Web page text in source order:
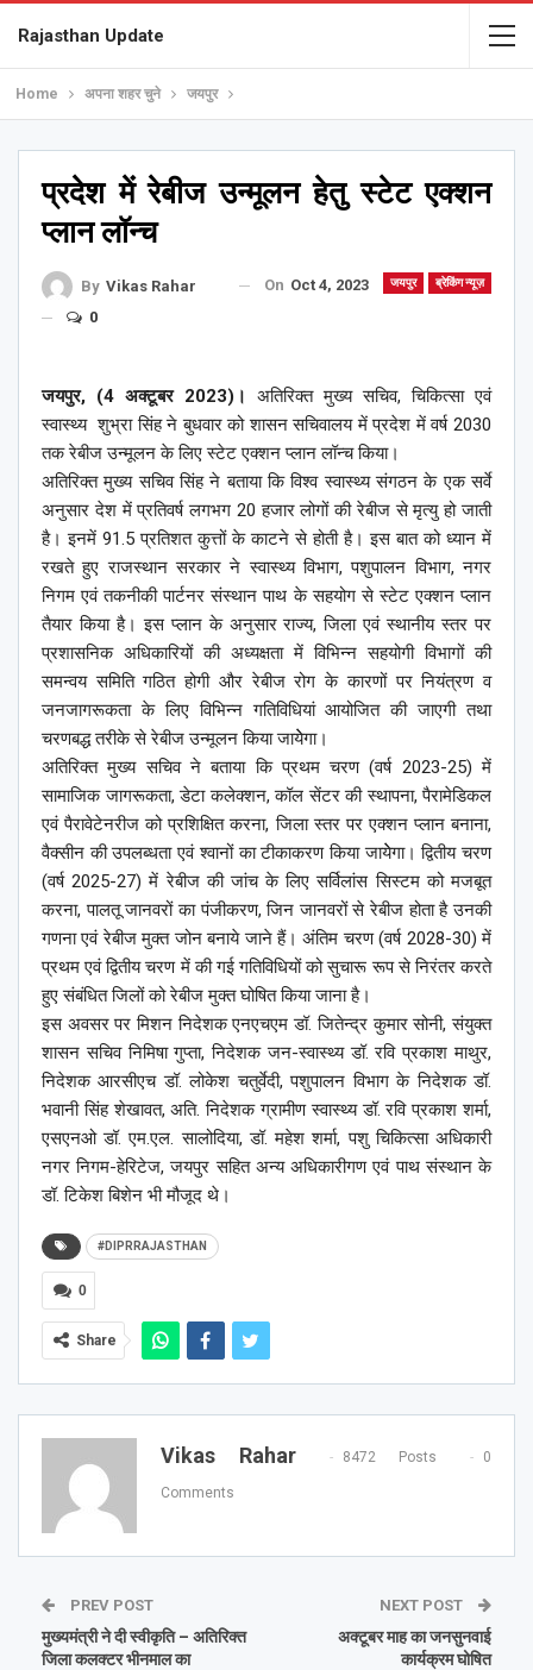
Rajasthan Update
Home अपना शहर चुने जयपुर
प्रदेश में रेबीज उन्मूलन हेतु स्टेट एक्शन
प्लान लॉन्च
जयपुर ब्रेकिंग न्यूज़
By Vikas Rahar On Oct 4, 2023
0
जयपुर, (4 अक्टूबर 2023)।
अतिरिक्त मुख्य सचिव, चिकित्सा एवं
स्वास्थ्य शुभ्रा सिंह ने बुधवार को शासन सचिवालय में प्रदेश में वर्ष 2030
तक रेबीज उन्मूलन के लिए स्टेट एक्शन प्लान लॉन्च किया।
अतिरिक्त मुख्य सचिव सिंह ने बताया कि विश्व स्वास्थ्य संगठन के एक सर्वे
अनुसार देश में प्रतिवर्ष लगभग 20 हजार लोगों की रेबीज से मृत्यु हो जाती
है। इनमें 91.5 प्रतिशत कुत्तों के काटने से होती है। इस बात को ध्यान में
रखते हुए राजस्थान सरकार ने स्वास्थ्य विभाग, पशुपालन विभाग, नगर
निगम एवं तकनीकी पार्टनर संस्थान पाथ के सहयोग से स्टेट एक्शन प्लान
तैयार किया है। इस प्लान के अनुसार राज्य, जिला एवं स्थानीय स्तर पर
प्रशासनिक अधिकारियों की अध्यक्षता में विभिन्न सहयोगी विभागों की
समन्वय समिति गठित होगी और रेबीज रोग के कारणों पर नियंत्रण व
जनजागरूकता के लिए विभिन्न गतिविधियां आयोजित की जाएगी तथा
चरणबद्ध तरीके से रेबीज उन्मूलन किया जायेेगा।
अतिरिक्त मुख्य सचिव ने बताया कि प्रथम चरण (वर्ष 2023-25) में
सामाजिक जागरूकता, डेटा कलेक्शन, कॉल सेंटर की स्थापना, पैरामेडिकल
एवं पैरावेटेनरीज को प्रशिक्षित करना, जिला स्तर पर एक्शन प्लान बनाना,
वैक्सीन की उपलब्धता एवं श्वानों का टीकाकरण किया जायेेगा। द्वितीय चरण
(वर्ष 2025-27) में रेबीज की जांच के लिए सर्विलांस सिस्टम को मजबूत
करना, पालतू जानवरों का पंजीकरण, जिन जानवरों से रेबीज होता है उनकी
गणना एवं रेबीज मुक्त जोन बनाये जाने हैं। अंतिम चरण (वर्ष 2028-30) में
प्रथम एवं द्वितीय चरण में की गई गतिविधियों को सुचारू रूप से निरंतर करते
हुए संबंधित जिलों को रेबीज मुक्त घोषित किया जाना है।
इस अवसर पर मिशन निदेशक एनएचएम डॉ. जितेन्द्र कुमार सोनी, संयुक्त
शासन सचिव निमिषा गुप्ता, निदेशक जन-स्वास्थ्य डॉ. रवि प्रकाश माथुर,
निदेशक आरसीएच डॉ. लोकेश चतुर्वेदी, पशुपालन विभाग के निदेशक डॉ.
भवानी सिंह शेखावत, अति. निदेशक ग्रामीण स्वास्थ्य डॉ. रवि प्रकाश शर्मा,
एसएनओ डॉ. एम.एल. सालोदिया, डॉ. महेश शर्मा, पशु चिकित्सा अधिकारी
नगर निगम-हेरिटेज, जयपुर सहित अन्य अधिकारीगण एवं पाथ संस्थान के
डॉ. टिकेश बिशेन भी मौजूद थे।
#DIPRRAJASTHAN
0
Share
Vikas Rahar 8472 Posts 0
Comments
PREV POST
मुख्यमंत्री ने दी स्वीकृति – अतिरिक्त
जिला कलक्टर भीनमाल का
NEXT POST
अक्टूबर माह का जनसुनवाई
कार्यक्रम घोषित